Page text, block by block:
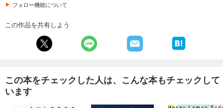
円 (税込)
あらすじを表示する
フォロー機能について
この作品を共有しよう
この本をチェックした人は、こんな本もチェックして
います